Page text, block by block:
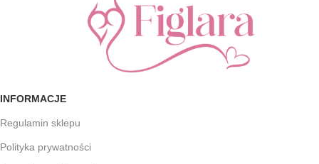
INFORMACJE
Regulamin sklepu
Polityka prywatności